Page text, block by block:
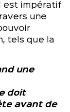
est impératif
une
tels que la
une
doit
avant de